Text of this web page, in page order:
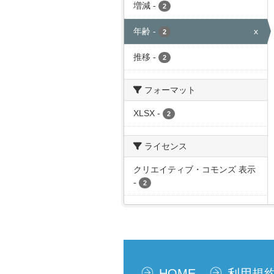
増減 - 2
年齢 - 2 x
推移 - 2
フォーマット
XLSX - 2
ライセンス
クリエイティブ・コモンズ 表示
-
2